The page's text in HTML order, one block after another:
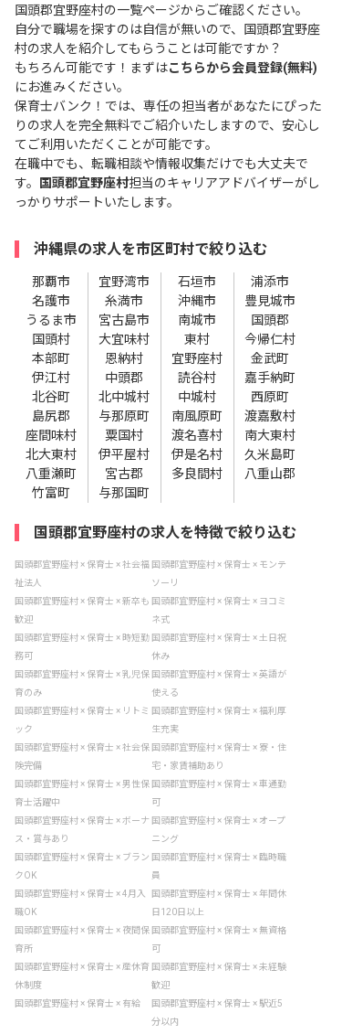
国頭郡宜野座村の一覧ページからご確認ください。
自分で職場を探すのは自信が無いので、国頭郡宜野座
村の求人を紹介してもらうことは可能ですか？
もちろん可能です！まずはこちらから会員登録(無料)
にお進みください。
保育士バンク！では、専任の担当者があなたにぴった
りの求人を完全無料でご紹介いたしますので、安心し
てご利用いただくことが可能です。
在職中でも、転職相談や情報収集だけでも大丈夫で
す。
国頭郡宜野座村担当のキャリアアドバイザーがし
っかりサポートいたします。
沖縄県の求人を市区町村で絞り込む
那覇市 宜野湾市 石垣市
浦添市
名護市
糸満市 沖縄市
豊見城市
うるま市
宮古島市 南城市
国頭郡
国頭村
大宜味村 東村
今帰仁村
本部町
恩納村 宜野座村
金武町
伊江村
中頭郡 読谷村
嘉手納町
北谷町
北中城村 中城村
西原町
島尻郡
与那原町 南風原町
渡嘉敷村
座間味村
粟国村 渡名喜村
南大東村
北大東村
伊平屋村 伊是名村
久米島町
八重瀬町
宮古郡 多良間村
八重山郡
竹富町
与那国町
国頭郡宜野座村の求人を特徴で絞り込む
国頭郡宜野座村 × 保育士 × 社会福
祉法人
国頭郡宜野座村 × 保育士 × モンテ
ソーリ
国頭郡宜野座村 × 保育士 × 新卒も
歓迎
国頭郡宜野座村 × 保育士 × ヨコミ
ネ式
国頭郡宜野座村 × 保育士 × 時短勤
務可
国頭郡宜野座村 × 保育士 × 土日祝
休み
国頭郡宜野座村 × 保育士 × 乳児保
育のみ
国頭郡宜野座村 × 保育士 × 英語が
使える
国頭郡宜野座村 × 保育士 × リトミ
ック
国頭郡宜野座村 × 保育士 × 福利厚
生充実
国頭郡宜野座村 × 保育士 × 社会保
険完備
国頭郡宜野座村 × 保育士 × 寮・住
宅・家賃補助あり
国頭郡宜野座村 × 保育士 × 男性保
育士活躍中
国頭郡宜野座村 × 保育士 × 車通勤
可
国頭郡宜野座村 × 保育士 × ボーナ
ス・賞与あり
国頭郡宜野座村 × 保育士 × オープ
ニング
国頭郡宜野座村 × 保育士 × ブラン
クOK
国頭郡宜野座村 × 保育士 × 臨時職
員
国頭郡宜野座村 × 保育士 × 4月入
職OK
国頭郡宜野座村 × 保育士 × 年間休
日120日以上
国頭郡宜野座村 × 保育士 × 夜間保
育所
国頭郡宜野座村 × 保育士 × 無資格
可
国頭郡宜野座村 × 保育士 × 産休育
休制度
国頭郡宜野座村 × 保育士 × 未経験
歓迎
国頭郡宜野座村 × 保育士 × 有給
国頭郡宜野座村 × 保育士 × 駅近5
分以内